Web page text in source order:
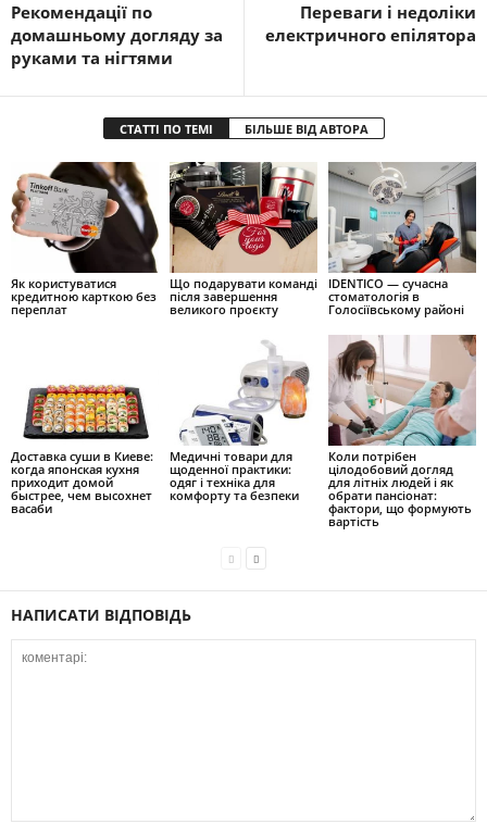
Рекомендації по
домашньому догляду за
руками та нігтями
Переваги і недоліки
електричного епілятора
СТАТТІ ПО ТЕМІ БІЛЬШЕ ВІД АВТОРА
Як користуватися
кредитною карткою без
переплат
Що подарувати команді
після завершення
великого проєкту
IDENTICO — сучасна
стоматологія в
Голосіївському районі
Доставка суши в Киеве:
когда японская кухня
приходит домой
быстрее, чем высохнет
васаби
Медичні товари для
щоденної практики:
одяг і техніка для
комфорту та безпеки
Коли потрібен
цілодобовий догляд
для літніх людей і як
обрати пансіонат:
фактори, що формують
вартість
НАПИСАТИ ВІДПОВІДЬ